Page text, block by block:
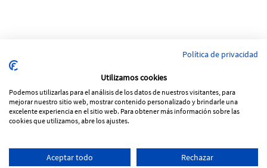
Pol. Ind Vinya Rohans
C/ Progrés, Parcela 53, nave 5
Política de privacidad
Utilizamos cookies
Podemos utilizarlas para el análisis de los datos de nuestros visitantes, para
mejorar nuestro sitio web, mostrar contenido personalizado y brindarle una
excelente experiencia en el sitio web. Para obtener más información sobre las
cookies que utilizamos, abre los ajustes.
Aceptar todo Rechazar